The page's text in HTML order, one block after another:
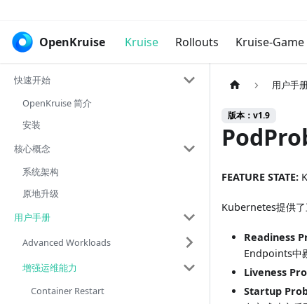
OpenKruise Kruise Rollouts Kruise-Game
快速开始
OpenKruise 简介
安装
核心概念
系统架构
原地升级
用户手册
Advanced Workloads
增强运维能力
Container Restart
用户手
版本：v1.9
FEATURE STATE:
Kubernetes提供了
Readiness
Endpoints中
Liveness
Startup